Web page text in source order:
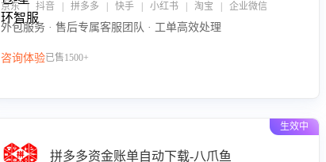
京东 | 抖音 | 拼多多 | 快手 | 小红书 | 淘宝 | 企业微信
外包服务 · 售后专属客服团队 · 工单高效处理
咨询体验已售1500+
生效中
拼多多资金账单自动下载-八爪鱼